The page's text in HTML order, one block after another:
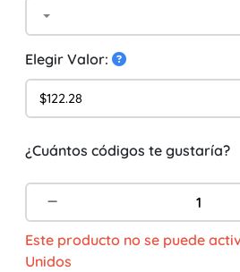
Elegir Valor:
$122.28
¿Cuántos códigos te gustaría?
Este producto no se puede
Unidos